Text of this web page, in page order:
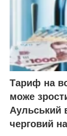
Тариф на
може
Аульський
черговий